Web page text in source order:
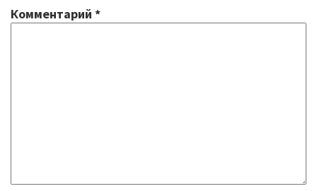
Комментарий *